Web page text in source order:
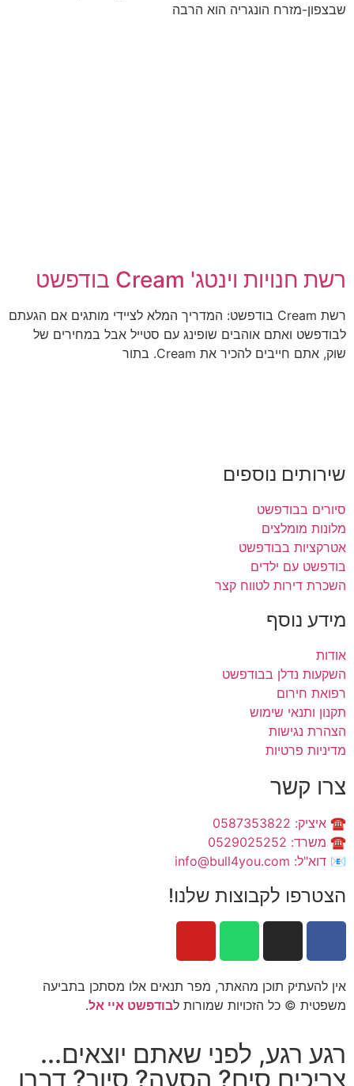
שבצפון-מזרח הונגריה הוא הרבה
רשת חנויות וינטג' Cream בודפשט
רשת Cream בודפשט: המדריך המלא לציידי מותגים אם הגעתם
לבודפשט ואתם אוהבים שופינג עם סטייל אבל במחירים של
שוק, אתם חייבים להכיר את Cream. בתור
שירותים נוספים
סיורים בבודפשט
מלונות מומלצים
אטרקציות בבודפשט
בודפשט עם ילדים
השכרת דירות לטווח קצר
מידע נוסף
אודות
השקעות נדלן בבודפשט
רפואת חירום
תקנון ותנאי שימוש
הצהרת נגישות
מדיניות פרטיות
צרו קשר
☎️ איציק: 0587353822
☎️ משרד: 0529025252
📧 דוא"ל: info@bull4you.com
הצטרפו לקבוצות שלנו!
אין להעתיק תוכן מהאתר, מפר תנאים אלו מסתכן בתביעה
משפטית © כל הזכויות שמורות לבודפשט איי אל.
רגע רגע, לפני שאתם יוצאים...
צריכים סים? הסעה? סיור? דברו